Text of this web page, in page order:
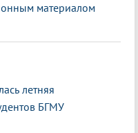
материалом
летняя
БГМУ